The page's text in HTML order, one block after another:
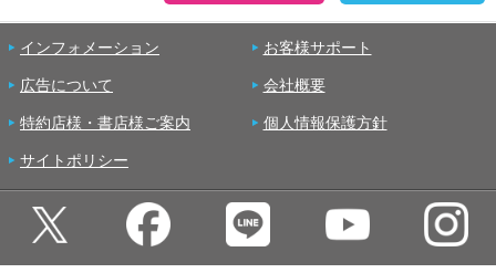
インフォメーション お客様サポート
広告について 会社概要
特約店様・書店様ご案内 個人情報保護方針
サイトポリシー